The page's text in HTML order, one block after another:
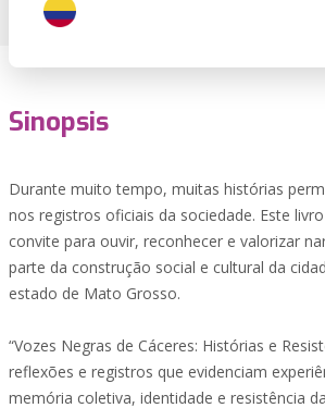
Sinopsis
Durante muito tempo, muitas histórias
nos registros oficiais da sociedade. Este
convite para ouvir, reconhecer e valorizar
parte da construção social e cultural da
estado de Mato Grosso.
“Vozes Negras de Cáceres: Histórias e
reflexões e registros que evidenciam
memória coletiva, identidade e resistência